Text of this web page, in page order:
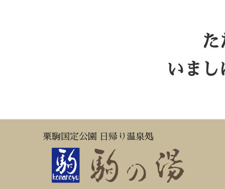
た
いま
栗駒国定公園 日帰り温泉処